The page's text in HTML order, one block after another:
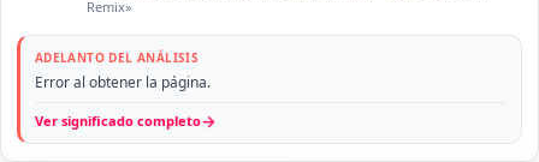
Remix»
ADELANTO DEL ANÁLISIS
Error al obtener la página.
Ver significado completo→